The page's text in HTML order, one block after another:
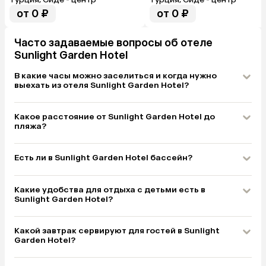
от 0 ₽ от 0 ₽
Часто задаваемые вопросы об отеле
Sunlight Garden Hotel
В какие часы можно заселиться и когда нужно
выехать из отеля Sunlight Garden Hotel?
Какое расстояние от Sunlight Garden Hotel до
пляжа?
Есть ли в Sunlight Garden Hotel бассейн?
Какие удобства для отдыха с детьми есть в
Sunlight Garden Hotel?
Какой завтрак сервируют для гостей в Sunlight
Garden Hotel?